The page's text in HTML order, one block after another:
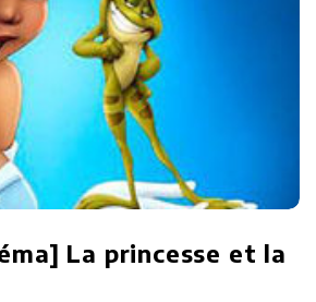
La princesse et la